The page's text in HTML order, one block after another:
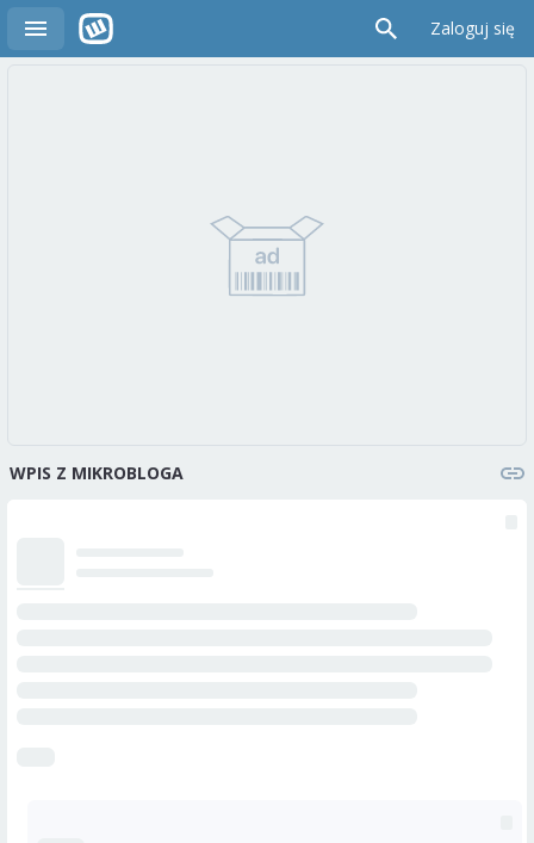
Zaloguj się
WPIS Z MIKROBLOGA